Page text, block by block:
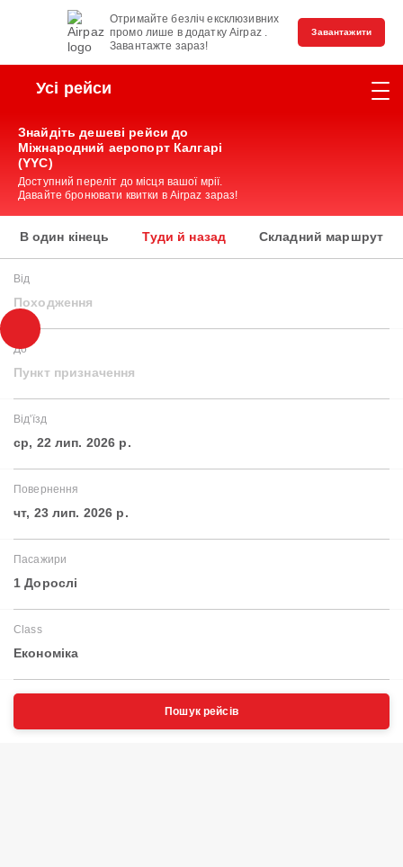
Отримайте безліч ексклюзивних
промо лише в додатку Airpaz .
Завантажте зараз!
Завантажити
Усі рейси
Знайдіть дешеві рейси до
Міжнародний аеропорт Калгарі
(YYC)
Доступний переліт до місця вашої мрії.
Давайте бронювати квитки в Airpaz зараз!
В один кінець Туди й назад Складний маршрут
Від
Походження
До
Пункт призначення
Від'їзд
ср, 22 лип. 2026 р.
Повернення
чт, 23 лип. 2026 р.
Пасажири
1 Дорослі
Class
Економіка
Пошук рейсів